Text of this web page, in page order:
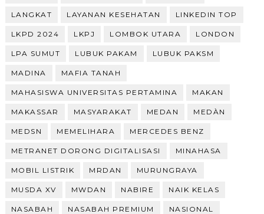
LANGKAT LAYANAN KESEHATAN LINKEDIN TOP
LKPD 2024 LKPJ LOMBOK UTARA LONDON
LPA SUMUT LUBUK PAKAM LUBUK PAKSM
MADINA MAFIA TANAH
MAHASISWA UNIVERSITAS PERTAMINA MAKAN
MAKASSAR MASYARAKAT MEDAN MEDÀN
MEDSN MEMELIHARA MERCEDES BENZ
METRANET DORONG DIGITALISASI MINAHASA
MOBIL LISTRIK MRDAN MURUNGRAYA
MUSDA XV MWDAN NABIRE NAIK KELAS
NASABAH NASABAH PREMIUM NASIONAL